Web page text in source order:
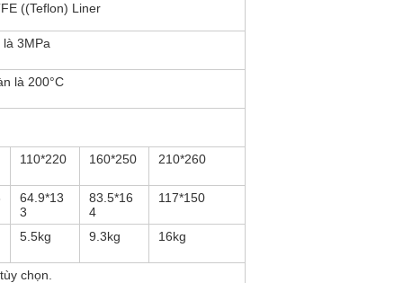
((Teflon) Liner
3MPa
là 200°C
110*220 160*250 210*260
64.9*13
3
83.5*16
4
117*150
5.5kg 9.3kg 16kg
chọn.